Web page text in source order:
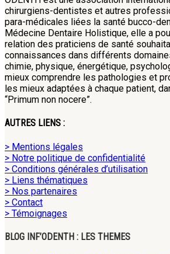
chirurgiens-dentistes et autres
para-médicales liées la santé bucco-
Médecine Dentaire Holistique, elle a
relation des praticiens de santé
connaissances dans différents
chimie, physique, énergétique,
mieux comprendre les pathologies et
les mieux adaptées à chaque patient,
“Primum non nocere”.
AUTRES LIENS :
> Mentions légales
> Notre politique de confidentialité
> Conditions générales d’utilisation
> Liens thématiques
> Nos partenaires
> Contact
> Témoignages
BLOG INF’ODENTH : LES THEMES